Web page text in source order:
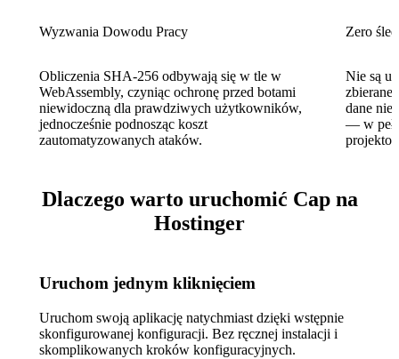
Wyzwania Dowodu Pracy
Obliczenia SHA-256 odbywają się w tle w
WebAssembly, czyniąc ochronę przed botami
niewidoczną dla prawdziwych użytkowników,
jednocześnie podnosząc koszt
zautomatyzowanych ataków.
Zero
Nie są
zbierane
dane nie
— w
Dlaczego warto uruchomić Cap na
Hostinger
Uruchom jednym kliknięciem
Uruchom swoją aplikację natychmiast dzięki wstępnie
skonfigurowanej konfiguracji. Bez ręcznej instalacji i
skomplikowanych kroków konfiguracyjnych.